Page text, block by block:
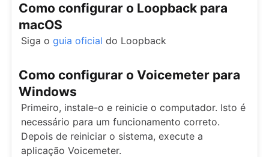
Como configurar o Loopback para
macOS
Siga o guia oficial do Loopback
Como configurar o Voicemeter para
Windows
Primeiro, instale-o e reinicie o computador. Isto é
necessário para um funcionamento correto.
Depois de reiniciar o sistema, execute a
aplicação Voicemeter.